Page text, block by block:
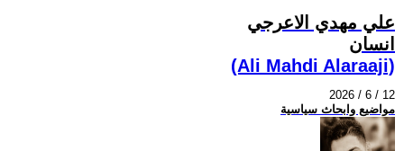
علي مهدي الاعرجي
انسان
(Ali Mahdi Alaraaji)
2026 / 6 / 12
مواضيع وابحاث سياسية